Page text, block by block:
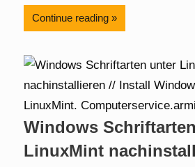
Continue reading
Windows
LinuxMint